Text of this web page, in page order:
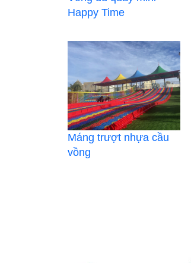
Happy Time
Máng trượt nhựa cầu
vồng